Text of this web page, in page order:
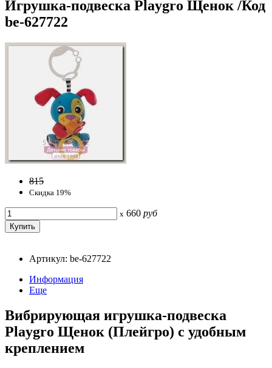
Игрушка-подвеска Playgro Щенок /Код
be-627722
815
Скидка 19%
x 660 руб
Артикул: be-627722
Информация
Еще
Вибрирующая игрушка-подвеска
Playgro Щенок (Плейгро) с удобным
креплением